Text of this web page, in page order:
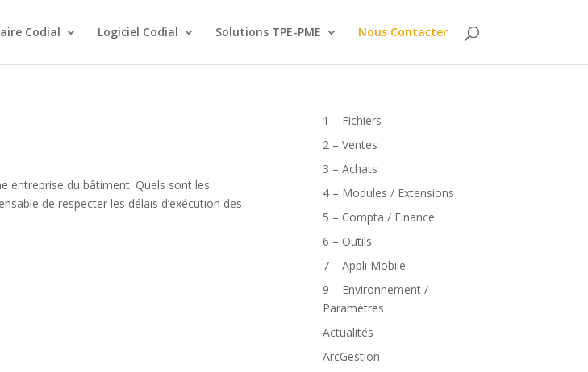
Codial Logiciel Codial Solutions TPE-PME Nous Contacter
entreprise du bâtiment. Quels sont les
de respecter les délais d’exécution des
1 – Fichiers
2 – Ventes
3 – Achats
4 – Modules / Extensions
5 – Compta / Finance
6 – Outils
7 – Appli Mobile
9 – Environnement /
Paramètres
Actualités
ArcGestion